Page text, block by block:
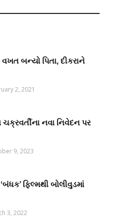
બન્યો પિતા, દીકરાને
2, 2021
નવા નિવેદન પર
9, 2023
ફિલ્મથી બોલીવુડમાં
3, 2022